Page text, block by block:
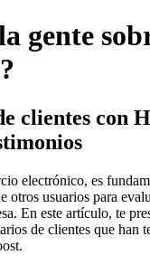
gente
clientes con
electrónico, es
otros usuarios para
En este artículo, te
de clientes que han